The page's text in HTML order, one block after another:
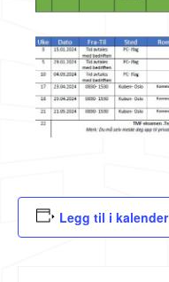
Legg til i kalender